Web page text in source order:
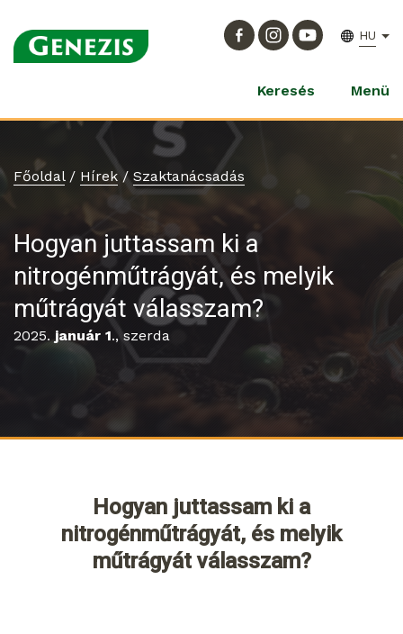
HU
Keresés Menü
Főoldal/ Hírek / Szaktanácsadás
Hogyan juttassam ki a
nitrogénműtrágyát, és melyik
műtrágyát válasszam?
2025. január 1., szerda
Hogyan juttassam ki a
nitrogénműtrágyát, és melyik
műtrágyát válasszam?